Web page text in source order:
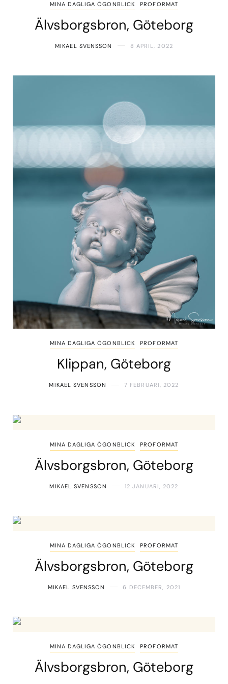
MINA DAGLIGA ÖGONBLICK PROFORMAT
Älvsborgsbron, Göteborg
MIKAEL SVENSSON 8 APRIL, 2022
MINA DAGLIGA ÖGONBLICK PROFORMAT
Klippan, Göteborg
MIKAEL SVENSSON 7 FEBRUARI, 2022
MINA DAGLIGA ÖGONBLICK PROFORMAT
Älvsborgsbron, Göteborg
MIKAEL SVENSSON 12 JANUARI, 2022
MINA DAGLIGA ÖGONBLICK PROFORMAT
Älvsborgsbron, Göteborg
MIKAEL SVENSSON 6 DECEMBER, 2021
MINA DAGLIGA ÖGONBLICK PROFORMAT
Älvsborgsbron, Göteborg